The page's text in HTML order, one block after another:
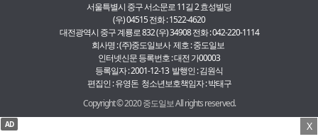
서울특별시 중구 서소문로 11길 2 효성빌딩
(우) 04515 전화 : 1522-4620
대전광역시 중구 계룡로 832 (우) 34908 전화 : 042-220-1114
회사명 : (주)중도일보사 제호 : 중도일보
인터넷신문 등록번호 : 대전 가00003
등록일자 : 2001-12-13 발행인 : 김원식
편집인 : 유영돈 청소년보호책임자 : 박태구
Copyright © 2020 중도일보 All rights reserved.
X
AD